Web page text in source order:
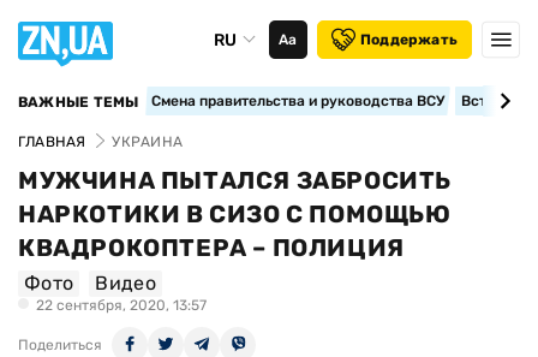
RU Аа Поддержать
ВАЖНЫЕ ТЕМЫ Смена правительства и руководства ВСУ
ГЛАВНАЯ УКРАИНА
МУЖЧИНА ПЫТАЛСЯ ЗАБРОСИТЬ
НАРКОТИКИ В СИЗО С ПОМОЩЬЮ
КВАДРОКОПТЕРА – ПОЛИЦИЯ
Фото Видео
22 сентября, 2020, 13:57
Поделиться